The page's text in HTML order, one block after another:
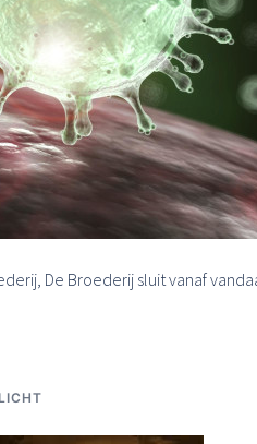
De Broederij sluit vanaf